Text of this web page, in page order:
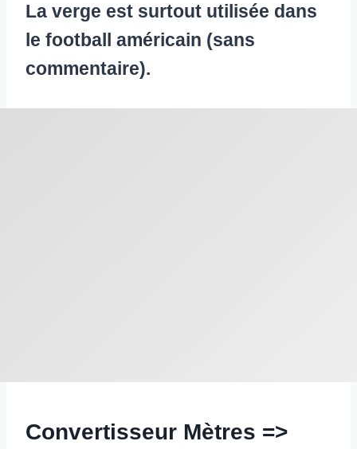
La verge est surtout utilisée dans
le football américain (sans
commentaire).
Convertisseur Mètres =>